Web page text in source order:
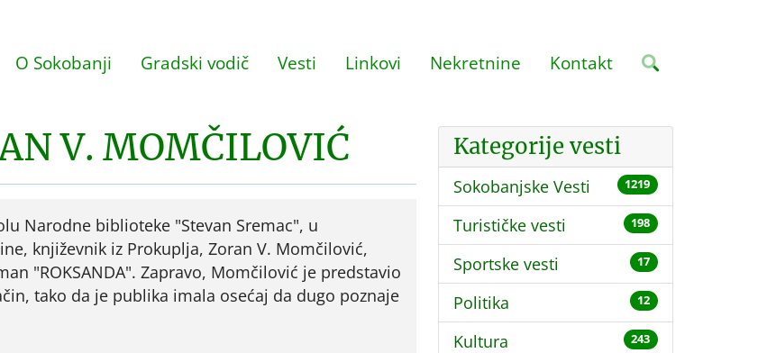
O Sokobanji Gradski vodič Vesti Linkovi Nekretnine Kontakt
V. MOMČILOVIĆ
Narodne biblioteke "Stevan Sremac", u
književnik iz Prokuplja, Zoran V. Momčilović,
"ROKSANDA". Zapravo, Momčilović je predstavio
tako da je publika imala osećaj da dugo poznaje
Kategorije vesti
Sokobanjske Vesti 1219
Turističke vesti 198
Sportske vesti 17
Politika 12
Kultura 243